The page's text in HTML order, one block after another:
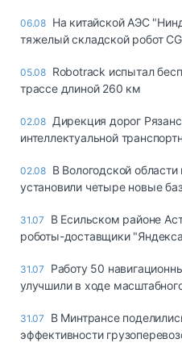
06.08 На китайской АЭС
тяжелый складской робот
05.08 Robotrack испытал
трассе длиной 260 км
02.08 Дирекция дорог
интеллектуальной
02.08 В Вологодской
установили четыре новые
31.07
В Есильском районе
роботы-доставщики
31.07
Работу 50
улучшили в ходе
31.07
В Минтрансе
эффективности